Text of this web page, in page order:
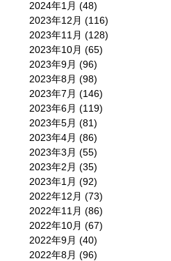
2024年1月 (48)
2023年12月 (116)
2023年11月 (128)
2023年10月 (65)
2023年9月 (96)
2023年8月 (98)
2023年7月 (146)
2023年6月 (119)
2023年5月 (81)
2023年4月 (86)
2023年3月 (55)
2023年2月 (35)
2023年1月 (92)
2022年12月 (73)
2022年11月 (86)
2022年10月 (67)
2022年9月 (40)
2022年8月 (96)